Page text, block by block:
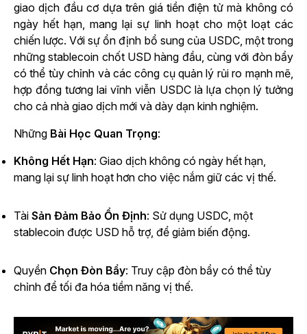
giao dịch đầu cơ dựa trên giá tiền điện tử mà không có
ngày hết hạn, mang lại sự linh hoạt cho một loạt các
chiến lược. Với sự ổn định bổ sung của USDC, một trong
những stablecoin chốt USD hàng đầu, cùng với đòn bẩy
có thể tùy chỉnh và các công cụ quản lý rủi ro mạnh mẽ,
hợp đồng tương lai vĩnh viễn USDC là lựa chọn lý tưởng
cho cả nhà giao dịch mới và dày dạn kinh nghiệm.
Những Bài Học Quan Trọng:
Không Hết Hạn: Giao dịch không có ngày hết hạn,
mang lại sự linh hoạt hơn cho việc nắm giữ các vị thế.
Tài Sản Đảm Bảo Ổn Định: Sử dụng USDC, một
stablecoin được USD hỗ trợ, để giảm biến động.
Quyền Chọn Đòn Bẩy: Truy cập đòn bẩy có thể tùy
chỉnh để tối đa hóa tiềm năng vị thế.